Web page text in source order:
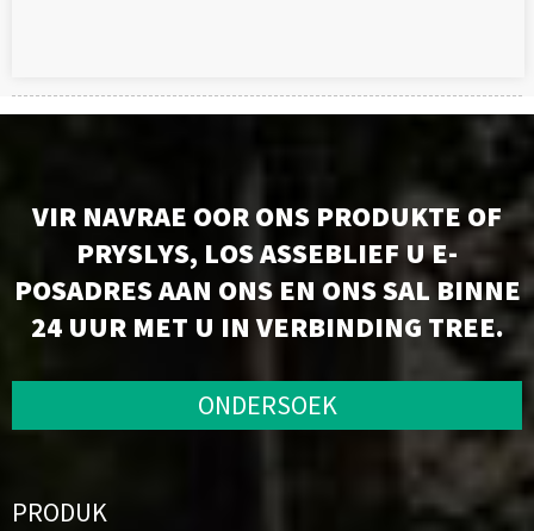
VIR NAVRAE OOR ONS PRODUKTE OF
PRYSLYS, LOS ASSEBLIEF U E-
POSADRES AAN ONS EN ONS SAL BINNE
24 UUR MET U IN VERBINDING TREE.
ONDERSOEK
PRODUK